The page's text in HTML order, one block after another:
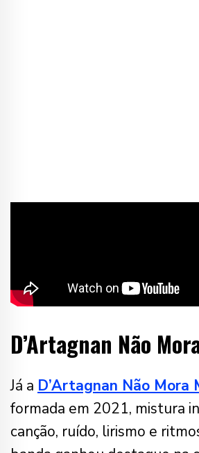
D’Artagnan Não
Já a D’Artagnan Não Mora
formada em 2021, mistura
canção, ruído, lirismo e